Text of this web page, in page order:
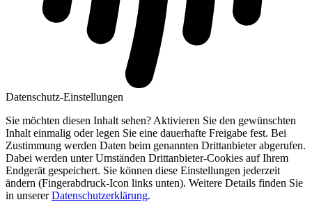
Datenschutz-Einstellungen
Sie möchten diesen Inhalt sehen? Aktivieren Sie den gewünschten
Inhalt einmalig oder legen Sie eine dauerhafte Freigabe fest. Bei
Zustimmung werden Daten beim genannten Drittanbieter abgerufen.
Dabei werden unter Umständen Drittanbieter-Cookies auf Ihrem
Endgerät gespeichert. Sie können diese Einstellungen jederzeit
ändern (Fingerabdruck-Icon links unten). Weitere Details finden Sie
in unsererDatenschutzerklärung.